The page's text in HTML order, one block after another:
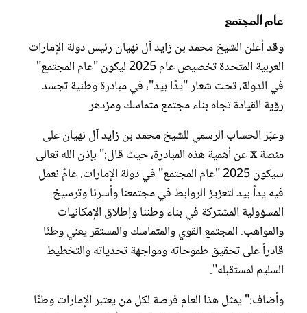
عام المجتمع
وقد أعلن الشيخ محمد بن زايد آل نهيان رئيس دولة الإمارات
العربية المتحدة تخصيص عام 2025 ليكون "عام المجتمع"
في الدولة، تحت شعار "يدًا بيد"، في مبادرة وطنية تجسد
رؤية القيادة تجاه بناء مجتمع متماسك ومزدهر
وعبّر الحساب الرسمي للشيخ محمد بن زايد آل نهيان على
منصة x عن أهمية هذه المبادرة، حيث قال:" بإذن الله تعالى
سيكون 2025 "عام المجتمع" في دولة الإمارات. عامٌ نعمل
فيه يداً بيد لتعزيز الروابط في مجتمعنا وأسرنا وترسيخ
المسؤولية المشتركة في بناء وطننا وإطلاق الإمكانيات
والمواهب. المجتمع القوي والمتماسك والمستقر يعني وطنًا
قادراً على تحقيق طموحاته ومواجهة تحدياته والتخطيط
السليم لمستقبله".
وأضاف:" يمثل هذا العام فرصة لكل من يعتبر الإمارات وطنًا